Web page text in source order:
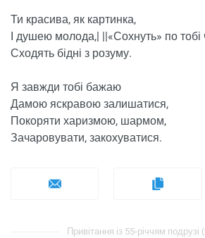
Ти красива, як картинка,
І душею молода,| ||«Сохнуть» по тобі
Сходять бідні з розуму.
Я завжди тобі бажаю
Дамою яскравою залишатися,
Покоряти харизмою, шармом,
Зачаровувати, закохуватися.
Привітання із 55-річчям подрузі